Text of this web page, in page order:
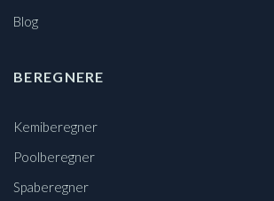
Blog
BEREGNERE
Kemiberegner
Poolberegner
Spaberegner